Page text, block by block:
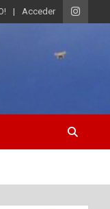
Acceder